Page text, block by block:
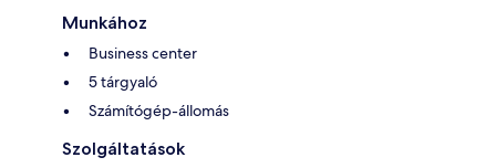
Munkához
Business center
5 tárgyaló
Számítógép-állomás
Szolgáltatások